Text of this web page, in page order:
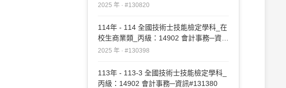
#130820
2025 年 · #130820
114年 - 114 全國技術士技能檢定學科_在
校生商業類_丙級：14902 會計事務─資訊
#130398
2025 年 · #130398
113年 - 113-3 全國技術士技能檢定學科_
丙級：14902 會計事務─資訊#131380